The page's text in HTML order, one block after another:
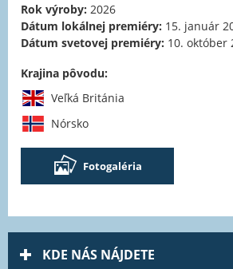
Rok výroby: 2026
Dátum lokálnej premiéry: 15. január
Dátum svetovej premiéry: 10. október
Krajina pôvodu:
Veľká Británia
Nórsko
Fotogaléria
KDE NÁS NÁJDETE